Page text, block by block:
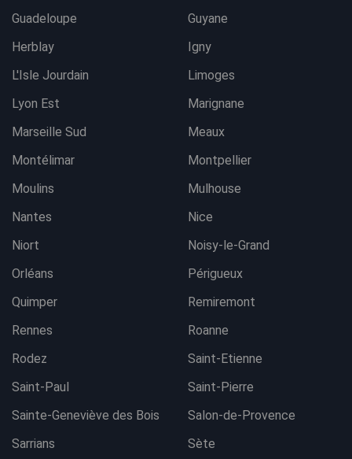
Guadeloupe
Guyane
Herblay
Igny
L'Isle Jourdain
Limoges
Lyon Est
Marignane
Marseille Sud
Meaux
Montélimar
Montpellier
Moulins
Mulhouse
Nantes
Nice
Niort
Noisy-le-Grand
Orléans
Périgueux
Quimper
Remiremont
Rennes
Roanne
Rodez
Saint-Etienne
Saint-Paul
Saint-Pierre
Sainte-Geneviève des Bois
Salon-de-Provence
Sarrians
Sète